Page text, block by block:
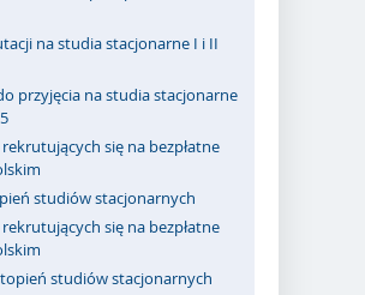
na studia stacjonarne I i II
przyjęcia na studia stacjonarne
się na bezpłatne
studiów stacjonarnych
się na bezpłatne
studiów stacjonarnych